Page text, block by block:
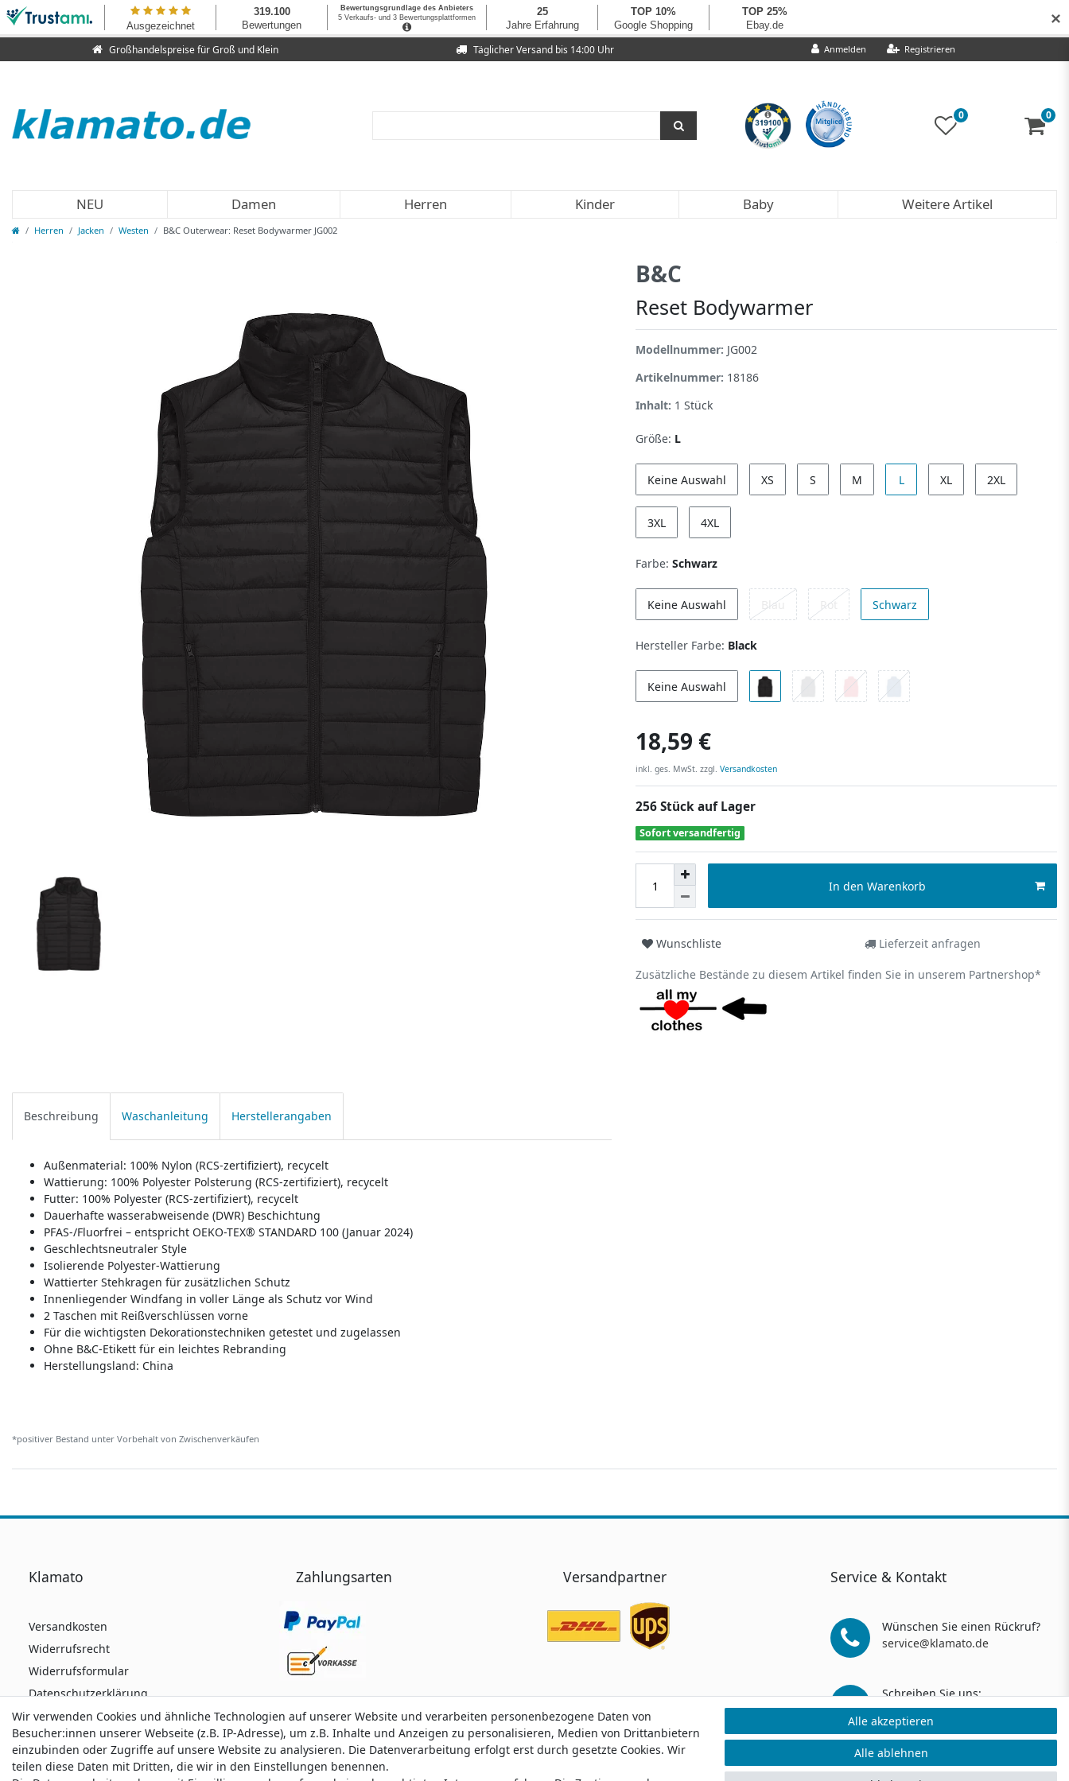
Anmelden Registrieren
Täglicher Versand bis 14:00 Uhr
Großhandelspreise für Groß und Klein
0 0
NEU Damen Herren Kinder Baby Weitere Artikel
Herren Jacken Westen B&C Outerwear: Reset Bodywarmer JG002
B&C
Reset Bodywarmer
Modellnummer: JG002
Artikelnummer: 18186
Inhalt: 1 Stück
Größe: L
Keine Auswahl XS S M L XL 2XL
3XL 4XL
Farbe: Schwarz
Keine Auswahl Blau Rot Schwarz
Hersteller Farbe: Black
Keine Auswahl
18,59 €
inkl. ges. MwSt. zzgl. Versandkosten
256 Stück auf Lager
Sofort versandfertig
In den Warenkorb
Wunschliste Lieferzeit anfragen
Zusätzliche Bestände zu diesem Artikel finden Sie in unserem Partnershop*
Beschreibung Waschanleitung Herstellerangaben
Außenmaterial: 100% Nylon (RCS-zertifiziert), recycelt
Wattierung: 100% Polyester Polsterung (RCS-zertifiziert), recycelt
Futter: 100% Polyester (RCS-zertifiziert), recycelt
Dauerhafte wasserabweisende (DWR) Beschichtung
PFAS-/Fluorfrei – entspricht OEKO-TEX® STANDARD 100 (Januar 2024)
Geschlechtsneutraler Style
Isolierende Polyester-Wattierung
Wattierter Stehkragen für zusätzlichen Schutz
Innenliegender Windfang in voller Länge als Schutz vor Wind
2 Taschen mit Reißverschlüssen vorne
Für die wichtigsten Dekorationstechniken getestet und zugelassen
Ohne B&C-Etikett für ein leichtes Rebranding
Herstellungsland: China
*positiver Bestand unter Vorbehalt von Zwischenverkäufen
Klamato
Versandkosten
Widerrufsrecht
Widerrufsformular
Datenschutzerklärung
AGB
Impressum
Zahlungsarten Versandpartner Service & Kontakt
Wünschen Sie einen Rückruf?
service@klamato.de
Schreiben Sie uns:
service@klamato.de
Wir verwenden Cookies und ähnliche Technologien auf unserer Website und verarbeiten personenbezogene Daten von
Besucher:innen unserer Webseite (z.B. IP-Adresse), um z.B. Inhalte und Anzeigen zu personalisieren, Medien von Drittanbietern
einzubinden oder Zugriffe auf unsere Website zu analysieren. Die Datenverarbeitung erfolgt erst durch gesetzte Cookies. Wir
teilen diese Daten mit Dritten, die wir in den Einstellungen benennen.
Alle akzeptieren
Alle ablehnen
Wir verwenden Cookies und ähnliche Technologien auf unserer Website und verarbeiten personenbezogene Daten von
Besucher:innen unserer Webseite (z.B. IP-Adresse), um z.B. Inhalte und Anzeigen zu personalisieren, Medien von Drittanbietern
einzubinden oder Zugriffe auf unsere Website zu analysieren. Die Datenverarbeitung erfolgt erst durch gesetzte Cookies. Wir
teilen diese Daten mit Dritten, die wir in den Einstellungen benennen.
Alle akzeptieren
Alle ablehnen
✕